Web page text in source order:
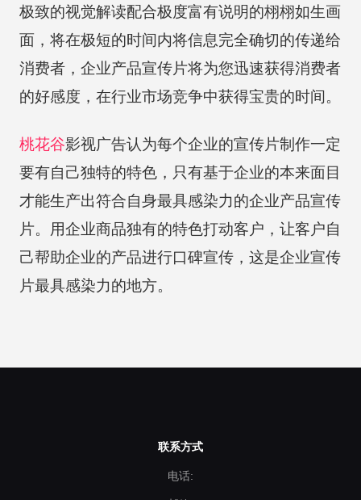
极致的视觉解读配合极度富有说明的栩栩如生画
面，将在极短的时间内将信息完全确切的传递给
消费者，企业产品宣传片将为您迅速获得消费者
的好感度，在行业市场竞争中获得宝贵的时间。
桃花谷影视广告认为每个企业的宣传片制作一定
要有自己独特的特色，只有基于企业的本来面目
才能生产出符合自身最具感染力的企业产品宣传
片。用企业商品独有的特色打动客户，让客户自
己帮助企业的产品进行口碑宣传，这是企业宣传
片最具感染力的地方。
联系方式
电话: